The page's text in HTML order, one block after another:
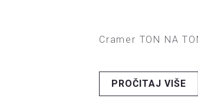
Cramer TON NA
PROČITAJ VIŠE